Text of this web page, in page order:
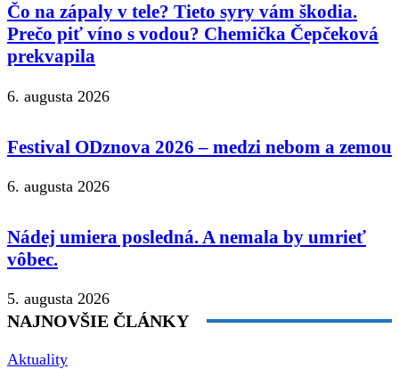
Čo na zápaly v tele? Tieto syry vám škodia.
Prečo piť víno s vodou? Chemička Čepčeková
prekvapila
6. augusta 2026
Festival ODznova 2026 – medzi nebom a zemou
6. augusta 2026
Nádej umiera posledná. A nemala by umrieť
vôbec.
5. augusta 2026
NAJNOVŠIE ČLÁNKY
Aktuality